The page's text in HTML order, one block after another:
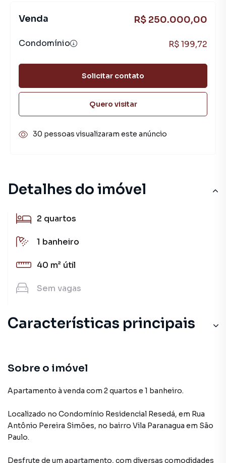
Detalhes do imóvel
2 quartos
1 banheiro
40 m² útil
Sem vagas
Características principais
Sobre o imóvel
Apartamento à venda com 2 quartos e 1 banheiro.
Localizado no Condomínio Residencial Resedá, em Rua
Antônio Pereira Simões, no bairro Vila Paranagua em São
Paulo.
Desfrute de um apartamento, com diversas comodidades
Venda R$ 250.000,00
Condomínio R$ 199,72
Solicitar contato
Quero visitar
30 pessoas visualizaram este anúncio